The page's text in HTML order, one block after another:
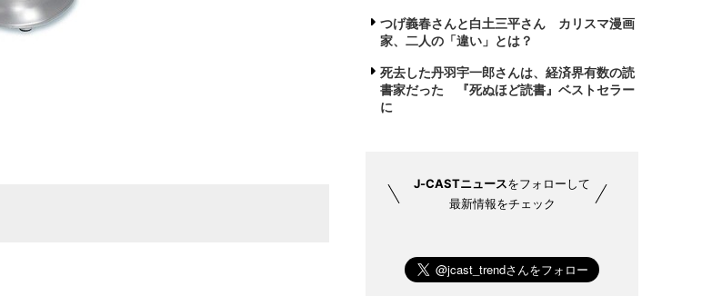
つげ義春さんと白土三平さん カリスマ漫画
家、二人の「違い」とは？
死去した丹羽宇一郎さんは、経済界有数の読
書家だった 『死ぬほど読書』ベストセラー
に
J-CASTニュースをフォローして
最新情報をチェック